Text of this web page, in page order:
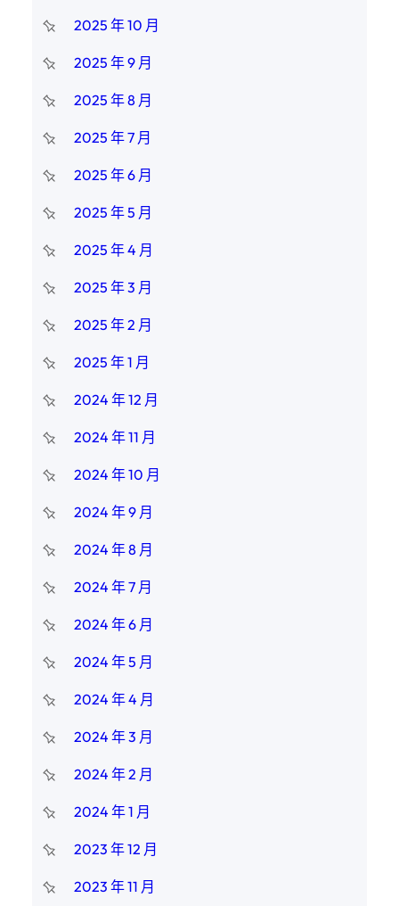
2025 年 10 月
2025 年 9 月
2025 年 8 月
2025 年 7 月
2025 年 6 月
2025 年 5 月
2025 年 4 月
2025 年 3 月
2025 年 2 月
2025 年 1 月
2024 年 12 月
2024 年 11 月
2024 年 10 月
2024 年 9 月
2024 年 8 月
2024 年 7 月
2024 年 6 月
2024 年 5 月
2024 年 4 月
2024 年 3 月
2024 年 2 月
2024 年 1 月
2023 年 12 月
2023 年 11 月